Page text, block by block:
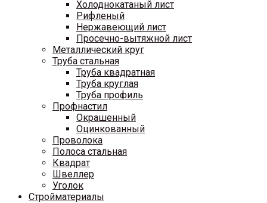
Холоднокатаный лист
Рифленый
Нержавеющий лист
Просечно-вытяжной лист
Металлический круг
Труба стальная
Труба квадратная
Труба круглая
Труба профиль
Профнастил
Окрашенный
Оцинкованный
Проволока
Полоса стальная
Квадрат
Швеллер
Уголок
Стройматериалы